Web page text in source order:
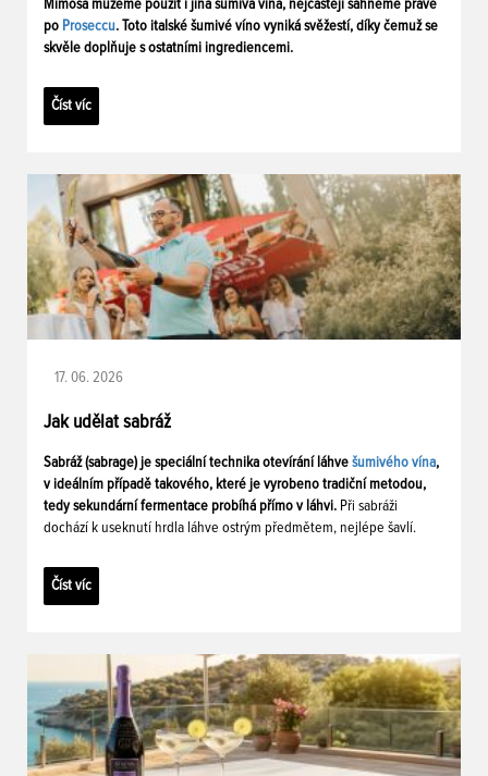
Mimosa můžeme použít i jiná šumivá vína, nejčastěji sáhneme právě
po Proseccu. Toto italské šumivé víno vyniká svěžestí, díky čemuž se
skvěle doplňuje s ostatními ingrediencemi.
Číst víc
17. 06. 2026
Jak udělat sabráž
Sabráž (sabrage) je speciální technika otevírání láhve šumivého vína,
v ideálním případě takového, které je vyrobeno tradiční metodou,
tedy sekundární fermentace probíhá přímo v láhvi. Při sabráži
dochází k useknutí hrdla láhve ostrým předmětem, nejlépe šavlí.
Číst víc